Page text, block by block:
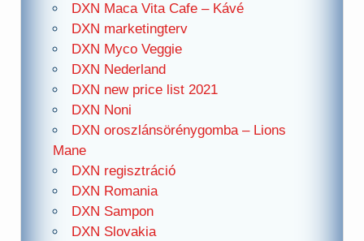
DXN Maca Vita Cafe – Kávé
DXN marketingterv
DXN Myco Veggie
DXN Nederland
DXN new price list 2021
DXN Noni
DXN oroszlánsörénygomba – Lions
Mane
DXN regisztráció
DXN Romania
DXN Sampon
DXN Slovakia